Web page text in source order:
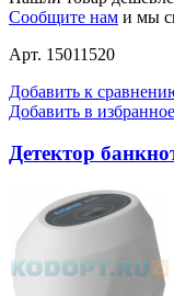
Сообщите нам и мы
Арт. 15011520
Добавить к
Добавить в избранное
Детектор